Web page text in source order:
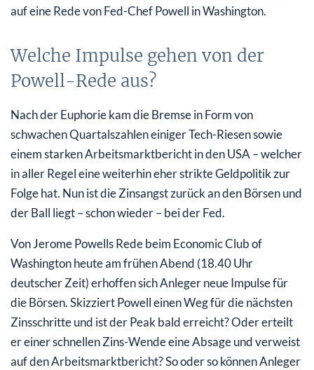
auf eine Rede von Fed-Chef Powell in Washington.
Welche Impulse gehen von der
Powell-Rede aus?
Nach der Euphorie kam die Bremse in Form von
schwachen Quartalszahlen einiger Tech-Riesen sowie
einem starken Arbeitsmarktbericht in den USA – welcher
in aller Regel eine weiterhin eher strikte Geldpolitik zur
Folge hat. Nun ist die Zinsangst zurück an den Börsen und
der Ball liegt – schon wieder – bei der Fed.
Von Jerome Powells Rede beim Economic Club of
Washington heute am frühen Abend (18.40 Uhr
deutscher Zeit) erhoffen sich Anleger neue Impulse für
die Börsen. Skizziert Powell einen Weg für die nächsten
Zinsschritte und ist der Peak bald erreicht? Oder erteilt
er einer schnellen Zins-Wende eine Absage und verweist
auf den Arbeitsmarktbericht? So oder so können Anleger